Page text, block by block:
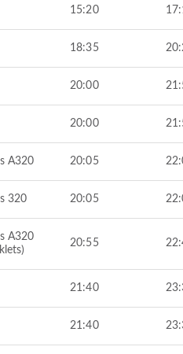
15:20
18:35
20:00
20:00
A320 20:05
320 20:05
A320
20:55
21:40
21:40